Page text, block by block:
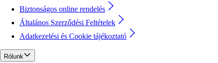
Biztonságos online rendelés
Általános Szerződési Feltételek
Adatkezelési és Cookie tájékoztató
Rólunk